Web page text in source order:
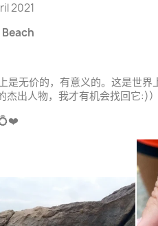
2021
是无价的，有意义的。这是世
出人物，我才有机会找回它:)）